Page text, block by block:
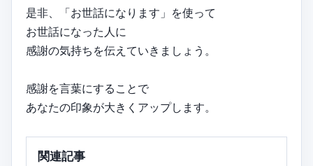
是非、「お世話になります」を使って
お世話になった人に
感謝の気持ちを伝えていきましょう。
感謝を言葉にすることで
あなたの印象が大きくアップします。
関連記事